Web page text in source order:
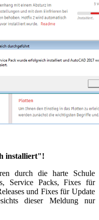
installiert"!
durch die harte Schule
Service Packs, Fixes für
und Fixes für Update
dieser Meldung nur